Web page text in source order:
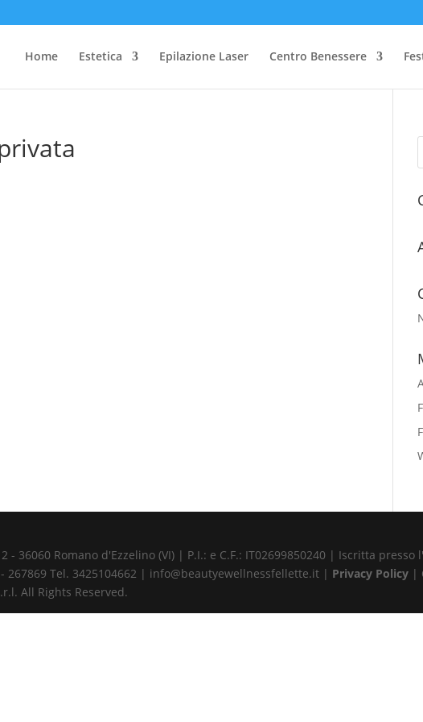
Home Estetica Epilazione Laser Centro Benessere
2 - 36060 Romano d'Ezzelino (VI) | P.I.: e C.F.: IT02699850240 | Iscritta
267869 Tel. 3425104662 | info@beautyewellnessfellette.it | Privacy Policy |
All Rights Reserved.